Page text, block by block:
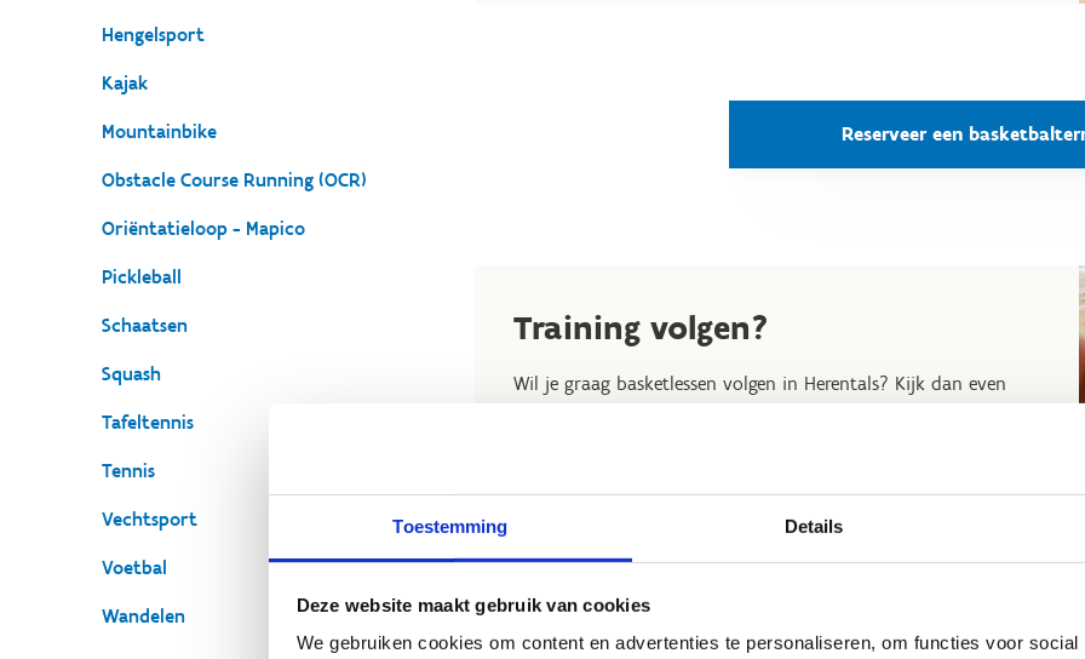
Toestemming Details
Deze website maakt gebruik van cookies
We gebruiken cookies om content en advertenties te personaliseren, om functies voor
Hengelsport
Kajak
Mountainbike
Obstacle Course Running (OCR)
Oriëntatieloop - Mapico
Pickleball
Schaatsen
Squash
Tafeltennis
Tennis
Vechtsport
Voetbal
Wandelen
Reserveer een
Training volgen?
Wil je graag basketlessen volgen in Herentals? Kijk dan even